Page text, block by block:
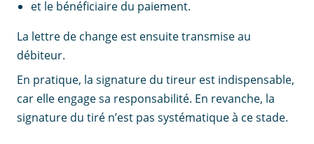
et le bénéficiaire du paiement.
La lettre de change est ensuite transmise au
débiteur.
En pratique, la signature du tireur est indispensable,
car elle engage sa responsabilité. En revanche, la
signature du tiré n’est pas systématique à ce stade.